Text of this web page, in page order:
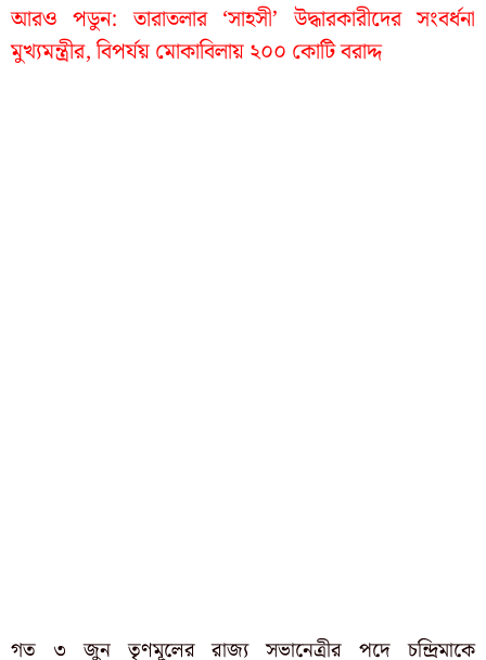
আরও পডুন:তারাতলার ‘সাহসী’ উদ্ধারকারীদের সংবর্ধনা
মুখ্যমন্ত্রীর, বিপর্যয় মোকাবিলায় ২০০ কোটি বরাদ্দ
গত ৩ জুন তৃণমূলের রাজ্য সভানেত্রীর পদে চন্দ্রিমাকে